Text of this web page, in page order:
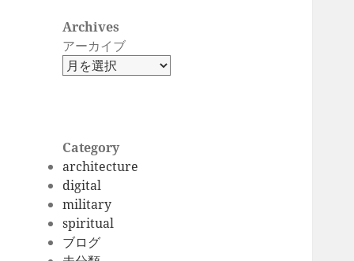
Archives
アーカイブ
Category
architecture
digital
military
spiritual
ブログ